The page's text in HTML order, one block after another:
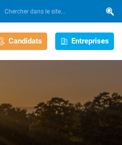
Candidats Entreprises